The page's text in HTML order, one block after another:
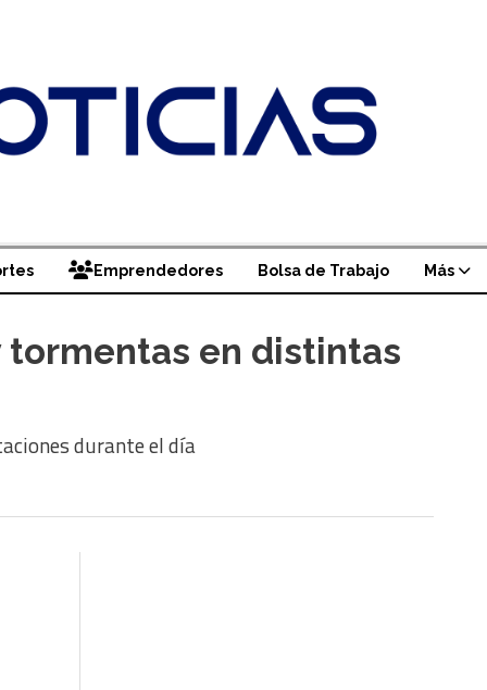
Emprendedores Bolsa de Trabajo Más
en distintas
durante el día